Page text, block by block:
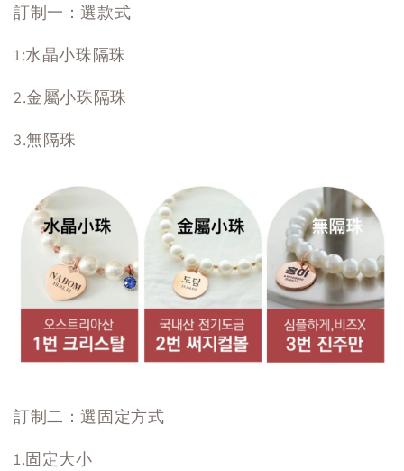
訂制一：選款式
1:水晶小珠隔珠
2.金屬小珠隔珠
3.無隔珠
訂制二：選固定方式
1.固定大小